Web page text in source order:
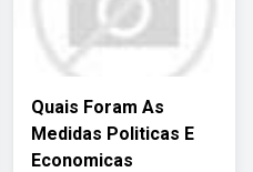
Quais Foram As
Medidas Politicas E
Economicas